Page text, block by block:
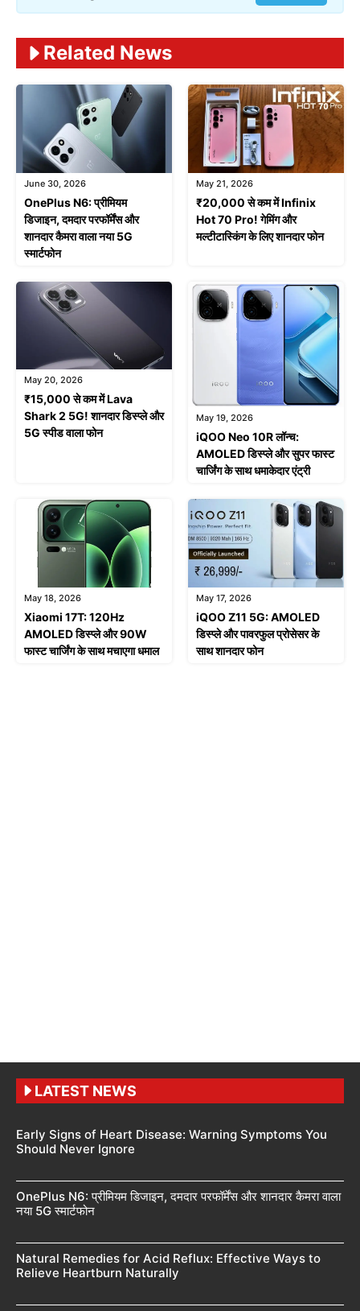
Related News
June 30, 2026
OnePlus N6: प्रीमियम
डिजाइन, दमदार परफॉर्मेंस और
शानदार कैमरा वाला नया 5G
स्मार्टफोन
May 21, 2026
₹20,000 से कम में Infinix
Hot 70 Pro! गेमिंग और
मल्टीटास्किंग के लिए शानदार फोन
May 20, 2026
₹15,000 से कम में Lava
Shark 2 5G! शानदार डिस्प्ले और
5G स्पीड वाला फोन
May 19, 2026
iQOO Neo 10R लॉन्च:
AMOLED डिस्प्ले और सुपर फास्ट
चार्जिंग के साथ धमाकेदार एंट्री
May 18, 2026
Xiaomi 17T: 120Hz
AMOLED डिस्प्ले और 90W
फास्ट चार्जिंग के साथ मचाएगा धमाल
May 17, 2026
iQOO Z11 5G: AMOLED
डिस्प्ले और पावरफुल प्रोसेसर के
साथ शानदार फोन
LATEST NEWS
Early Signs of Heart Disease: Warning Symptoms You
Should Never Ignore
OnePlus N6: प्रीमियम डिजाइन, दमदार परफॉर्मेंस और शानदार कैमरा वाला
नया 5G स्मार्टफोन
Natural Remedies for Acid Reflux: Effective Ways to
Relieve Heartburn Naturally